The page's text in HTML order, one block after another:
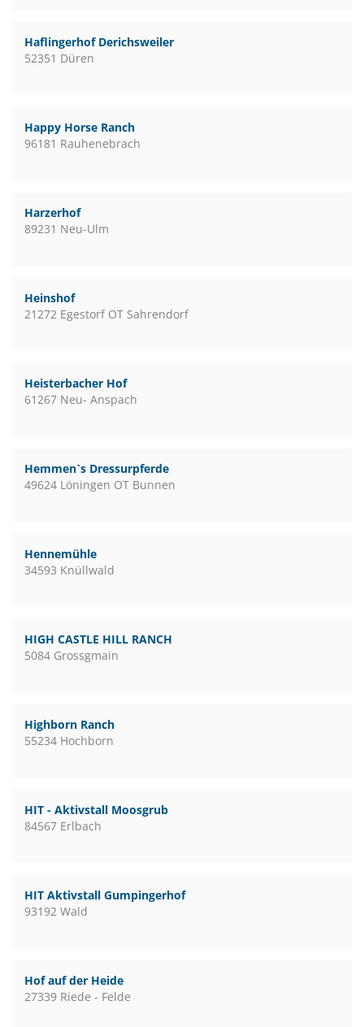
Haflingerhof Derichsweiler
52351 Düren
Happy Horse Ranch
96181 Rauhenebrach
Harzerhof
89231 Neu-Ulm
Heinshof
21272 Egestorf OT Sahrendorf
Heisterbacher Hof
61267 Neu- Anspach
Hemmen`s Dressurpferde
49624 Löningen OT Bunnen
Hennemühle
34593 Knüllwald
HIGH CASTLE HILL RANCH
5084 Grossgmain
Highborn Ranch
55234 Hochborn
HIT - Aktivstall Moosgrub
84567 Erlbach
HIT Aktivstall Gumpingerhof
93192 Wald
Hof auf der Heide
27339 Riede - Felde